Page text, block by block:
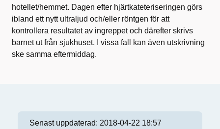
hotellet/hemmet. Dagen efter hjärtkateteriseringen görs
ibland ett nytt ultraljud och/eller röntgen för att
kontrollera resultatet av ingreppet och därefter skrivs
barnet ut från sjukhuset. I vissa fall kan även utskrivning
ske samma eftermiddag.
Senast uppdaterad: 2018-04-22 18:57